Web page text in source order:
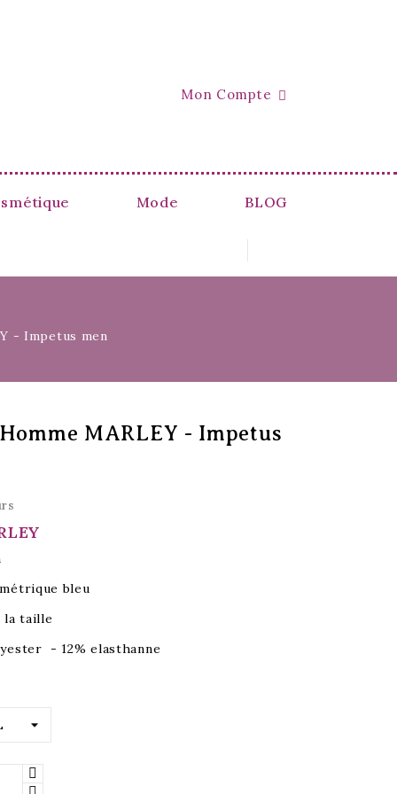
Mon Compte 
Mode BLOG
- Impetus men
MARLEY - Impetus
bleu
la taille
- 12% elasthanne